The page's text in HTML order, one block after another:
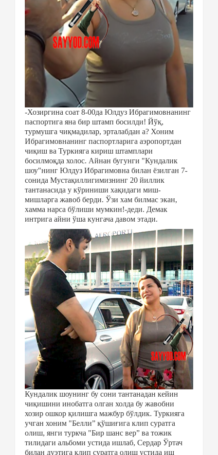
-Хозиргина соат 8-00да Юлдуз Ибрагимовнанинг
паспортига яна бир штамп босилди! Йўқ,
турмушга чиқмадилар, эрталабдан а? Хоним
Ибрагимовнанинг паспортларига аэропортдан
чиқиш ва Туркияга кириш штамплари
босилмоқда холос. Айнан бугунги "Кундалик
шоу"нинг Юлдуз Ибрагимовна билан ёзилган 7-
сонида Мустақиллигимизнинг 20 йиллик
тантанасида у кўриниши хақидаги миш-
мишларга жавоб берди. Ўзи хам билмас экан,
хамма нарса бўлиши мумкин!-деди. Демак
интрига айни ўша кунгача давом этади.
Кундалик шоунинг бу сони тантанадан кейин
чиқишини инобатга олган холда бу жавобни
хозир ошкор қилишга мажбур бўлдик. Туркияга
учган хоним "Белли” қўшиғига клип суратга
олиш, янги туркча "Бир шанс вер” ва тожик
тилидаги альбоми устида ишлаб, Сердар Ўртач
билан дуэтига клип суратга олиш устида иш